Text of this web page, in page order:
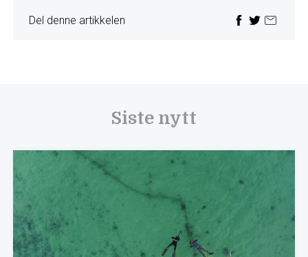
Del denne artikkelen
Siste nytt